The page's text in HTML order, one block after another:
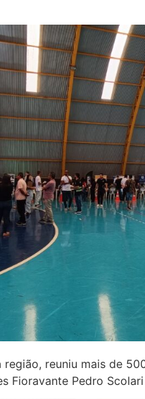
reuniu mais de
Fioravante Pedro